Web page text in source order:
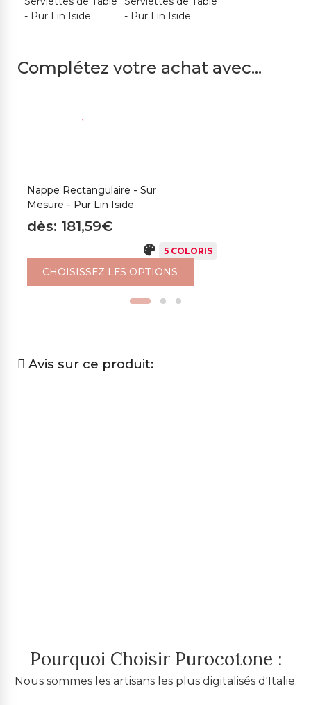
Complétez votre achat avec...
Nappe Rectangulaire - Sur
Mesure - Pur Lin Iside
dès: 181,59€
5 COLORIS
CHOISISSEZ LES OPTIONS
Avis sur ce produit:
Pourquoi Choisir Purocotone :
Nous sommes les artisans les plus digitalisés d'Italie.